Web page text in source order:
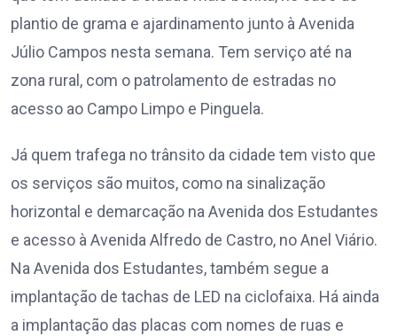
plantio de grama e ajardinamento junto à Avenida
Júlio Campos nesta semana. Tem serviço até na
zona rural, com o patrolamento de estradas no
acesso ao Campo Limpo e Pinguela.
Já quem trafega no trânsito da cidade tem visto que
os serviços são muitos, como na sinalização
horizontal e demarcação na Avenida dos Estudantes
e acesso à Avenida Alfredo de Castro, no Anel Viário.
Na Avenida dos Estudantes, também segue a
implantação de tachas de LED na ciclofaixa. Há ainda
a implantação das placas com nomes de ruas e